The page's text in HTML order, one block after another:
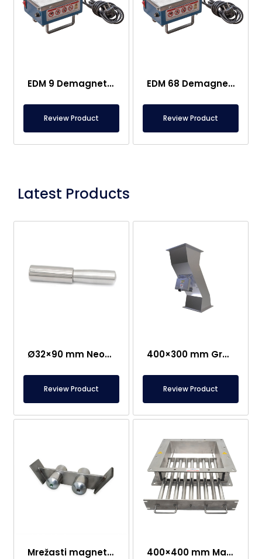
EDM 9 Demagnetizator – 110VA
Review Product
EDM 68 Demagnetizator – 350VA
Review Product
Latest Products
Ø32×90 mm Neodimijski štapni magnet s ručkom od nehrđajućeg čelika
Review Product
400×300 mm Grbavi magnet / Z –Tip magneta
Review Product
Mrežasti magnet prikladan za konusne bunkere 400×400 mm Magnetski separator tipa ladice